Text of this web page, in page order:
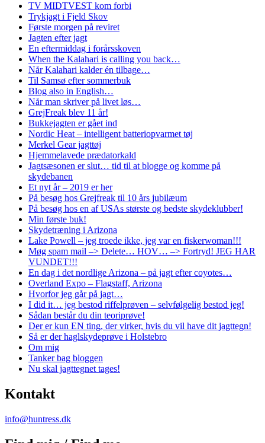
TV MIDTVEST kom forbi
Trykjagt i Fjeld Skov
Første morgen på reviret
Jagten efter jagt
En eftermiddag i forårsskoven
When the Kalahari is calling you back…
Når Kalahari kalder én tilbage…
Til Samsø efter sommerbuk
Blog also in English…
Når man skriver på livet løs…
GrejFreak blev 11 år!
Bukkejagten er gået ind
Nordic Heat – intelligent batteriopvarmet tøj
Merkel Gear jagttøj
Hjemmelavede prædatorkald
Jagtsæsonen er slut… tid til at blogge og komme på
skydebanen
Et nyt år – 2019 er her
På besøg hos Grejfreak til 10 års jubilæum
På besøg hos en af USAs største og bedste skydeklubber!
Min første buk!
Skydetræning i Arizona
Lake Powell – jeg troede ikke, jeg var en fiskerwoman!!!
Møg spam mail –> Delete… HOV… –> Fortryd! JEG HAR
VUNDET!!!
En dag i det nordlige Arizona – på jagt efter coyotes…
Overland Expo – Flagstaff, Arizona
Hvorfor jeg går på jagt…
I did it… jeg bestod riffelprøven – selvfølgelig bestod jeg!
Sådan består du din teoriprøve!
Der er kun EN ting, der virker, hvis du vil have dit jagttegn!
Så er der haglskydeprøve i Holstebro
Om mig
Tanker bag bloggen
Nu skal jagttegnet tages!
Kontakt
info@huntress.dk